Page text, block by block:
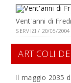
Vent'anni di
SERVIZI / 20/05/2004
ARTICOLI
Il maggio 2035